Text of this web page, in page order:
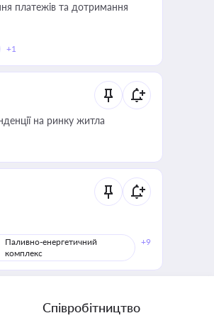
+1
на ринку житла
Паливно-енергетичний
комплекс
+9
Співробітництво